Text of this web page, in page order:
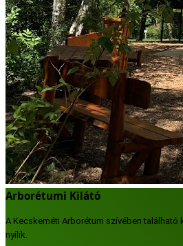
Arborétumi Kilátó
A Kecskeméti Arborétum szívében
nyílik.